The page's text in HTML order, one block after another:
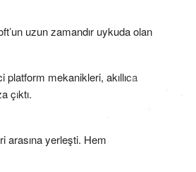
uzun zamandır uykuda olan
mekanikleri, akıllıca
çıktı.
arasına yerleşti. Hem